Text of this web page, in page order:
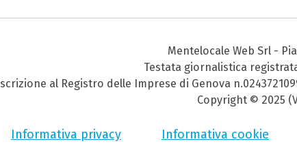
Mentelocale Web Srl -
Testata giornalistica
Iscrizione al Registro delle Imprese di Genova
Copyright © 2025
Informativa privacy Informativa cookie